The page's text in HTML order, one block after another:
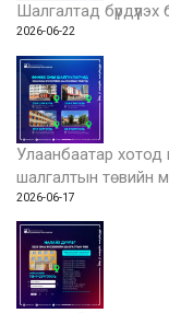
Шалгалтад
2026-06-22
Улаанбаатар хотод
шалгалтын төвийн
2026-06-17